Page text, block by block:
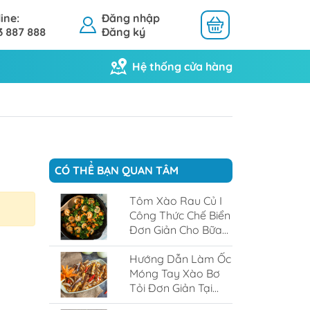
887 888
Đăng nhập
Đăng ký
Khô Cá
Hệ thống cửa hàng
CÓ THỂ BẠN QUAN TÂM
Tôm Xào Rau Củ I
Công Thức Chế Biển
Đơn Giản Cho Bữa
Cơm Gia Đình
Hướng Dẫn Làm Ốc
Móng Tay Xào Bơ
Tỏi Đơn Giản Tại
Nhà